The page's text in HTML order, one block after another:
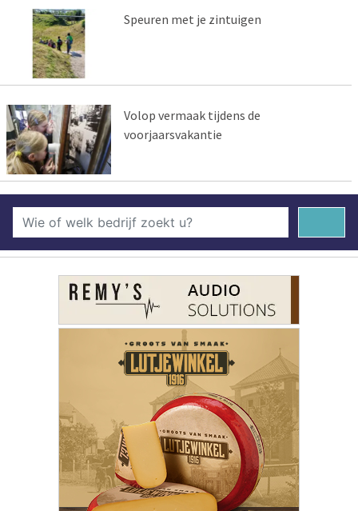
Speuren met je zintuigen
Volop vermaak tijdens de
voorjaarsvakantie